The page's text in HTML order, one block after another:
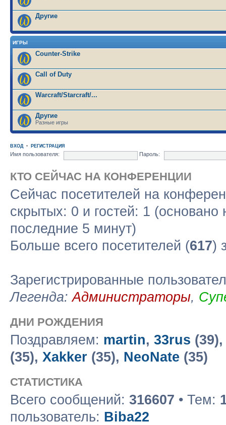
Другие
ИГРЫ
Counter-Strike
Call of Duty
Warcraft/Starcraft/...
Другие
Разные игры
ВХОД• РЕГИСТРАЦИЯ
Имя пользователя: Пароль:
КТО СЕЙЧАС НА КОНФЕРЕНЦИИ
Сейчас посетителей на
скрытых: 0 и гостей: 1 (основано
последние 5 минут)
Больше всего посетителей (617)
Зарегистрированные
Легенда:Администраторы,
ДНИ РОЖДЕНИЯ
Поздравляем: martin, 33rus
(35), Xakker (35), NeoNate (35)
СТАТИСТИКА
Всего сообщений: 316607 • Тем:
пользователь: Biba22